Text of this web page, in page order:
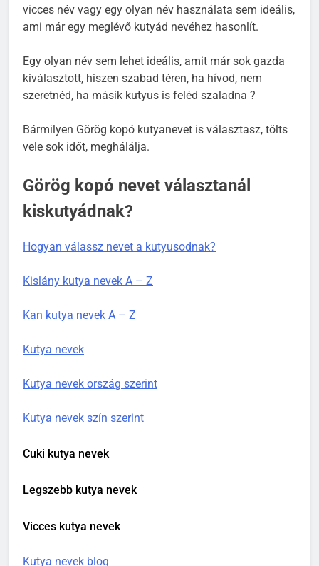
vicces név vagy egy olyan név használata sem ideális,
ami már egy meglévő kutyád nevéhez hasonlít.
Egy olyan név sem lehet ideális, amit már sok gazda
kiválasztott, hiszen szabad téren, ha hívod, nem
szeretnéd, ha másik kutyus is feléd szaladna ?
Bármilyen Görög kopó kutyanevet is választasz, tölts
vele sok időt, meghálálja.
Görög kopó nevet választanál
kiskutyádnak?
Hogyan válassz nevet a kutyusodnak?
Kislány kutya nevek A – Z
Kan kutya nevek A – Z
Kutya nevek
Kutya nevek ország szerint
Kutya nevek szín szerint
Cuki kutya nevek
Legszebb kutya nevek
Vicces kutya nevek
Kutya nevek blog